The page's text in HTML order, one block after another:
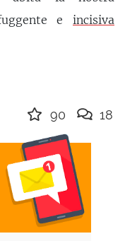
e incisiva
90 18